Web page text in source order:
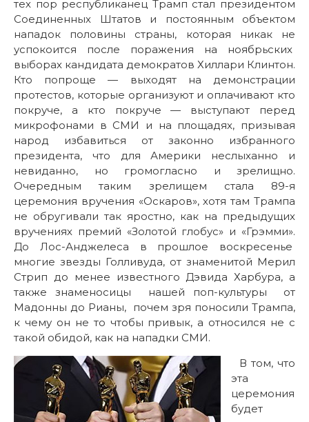
тех пор республиканец Трамп стал президентом
Соединенных Штатов и постоянным объектом
нападок половины страны, которая никак не
успокоится после поражения на ноябрьских
выборах кандидата демократов Хиллари Клинтон.
Кто попроще — выходят на демонстрации
протестов, которые организуют и оплачивают кто
покруче, а кто покруче — выступают перед
микрофонами в СМИ и на площадях, призывая
народ избавиться от законно избранного
президента, что для Америки неслыханно и
невиданно, но громогласно и зрелищно.
Очередным таким зрелищем стала 89-я
церемония вручения «Оскаров», хотя там Трампа
не обругивали так яростно, как на предыдущих
вручениях премий «Золотой глобус» и «Грэмми».
До Лос-Анджелеса в прошлое воскресенье
многие звезды Голливуда, от знаменитой Мерил
Стрип до менее известного Дэвида Харбура, а
также знаменосицы нашей поп-культуры от
Мадонны до Рианы, почем зря поносили Трампа,
к чему он не то чтобы привык, а относился не с
такой обидой, как на нападки СМИ.
В том, что
эта
церемония
будет